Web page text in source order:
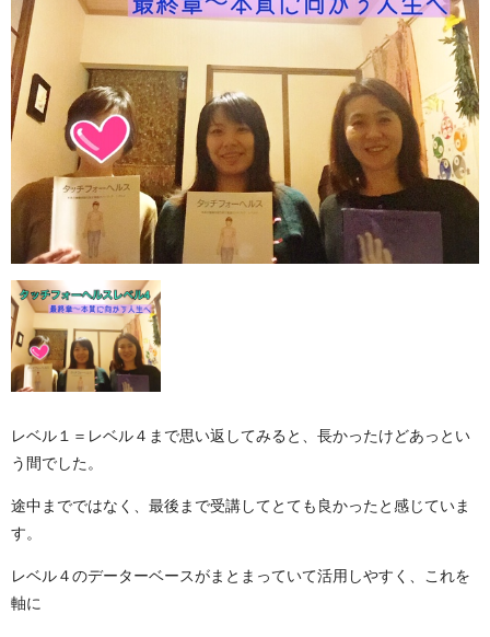
レベル１＝レベル４まで思い返してみると、長かったけどあっとい
う間でした。
途中までではなく、最後まで受講してとても良かったと感じていま
す。
レベル４のデーターベースがまとまっていて活用しやすく、これを
軸に